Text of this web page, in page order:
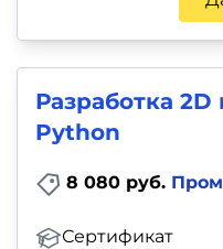
Разработка
Python
8 080 руб.
Сертификат